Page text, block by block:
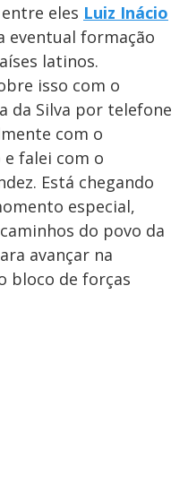
eles Luiz Inácio
eventual formação
latinos.
isso com o
da Silva por telefone
com o
falei com o
Está chegando
especial,
do povo da
avançar na
bloco de forças